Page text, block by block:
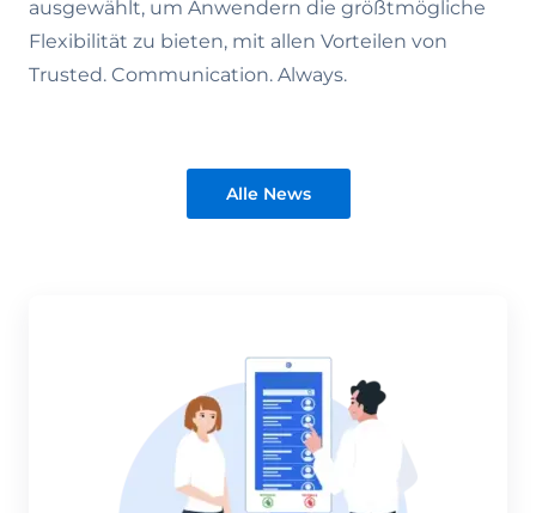
ausgewählt, um Anwendern die größtmögliche
Flexibilität zu bieten, mit allen Vorteilen von
Trusted. Communication. Always.
Alle News